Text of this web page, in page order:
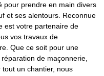
pour prendre en main divers
et ses alentours. Reconnue
est votre partenaire de
vos travaux de
Que ce soit pour une
de maçonnerie,
un chantier, nous